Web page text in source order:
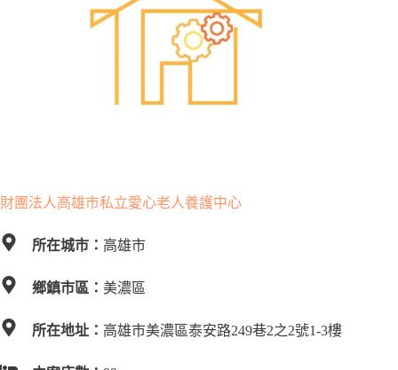
財團法人高雄市私立愛心老人養護中心
所在城市： 高雄市
鄉鎮市區： 美濃區
所在地址： 高雄市美濃區泰安路249巷2之2號1-3樓